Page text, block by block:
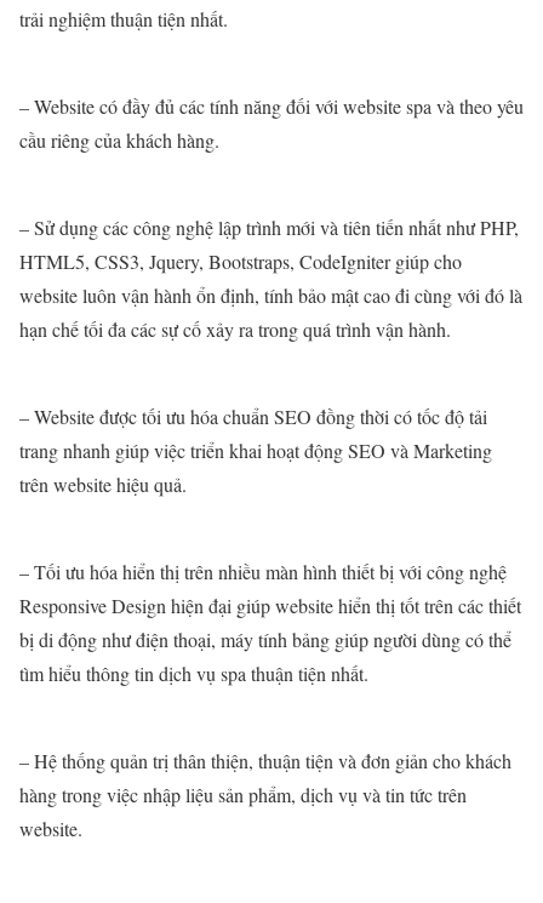
trải nghiệm thuận tiện nhất.
– Website có đầy đủ các tính năng đối với website spa và theo yêu
cầu riêng của khách hàng.
– Sử dụng các công nghệ lập trình mới và tiên tiến nhất như PHP,
HTML5, CSS3, Jquery, Bootstraps, CodeIgniter giúp cho
website luôn vận hành ổn định, tính bảo mật cao đi cùng với đó là
hạn chế tối đa các sự cố xảy ra trong quá trình vận hành.
– Website được tối ưu hóa chuẩn SEO đồng thời có tốc độ tải
trang nhanh giúp việc triển khai hoạt động SEO và Marketing
trên website hiệu quả.
– Tối ưu hóa hiển thị trên nhiều màn hình thiết bị với công nghệ
Responsive Design hiện đại giúp website hiển thị tốt trên các thiết
bị di động như điện thoại, máy tính bảng giúp người dùng có thể
tìm hiểu thông tin dịch vụ spa thuận tiện nhất.
– Hệ thống quản trị thân thiện, thuận tiện và đơn giản cho khách
hàng trong việc nhập liệu sản phẩm, dịch vụ và tin tức trên
website.